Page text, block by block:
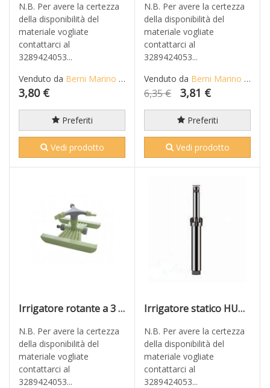
N.B. Per avere la certezza
della disponibilità del
materiale vogliate
contattarci al
3289424053...
Venduto da Berni Marino di Mario S.n.c.
3,80 €
Preferiti
Vedi prodotto
N.B. Per avere la certezza
della disponibilità del
materiale vogliate
contattarci al
3289424053...
Venduto da Berni Marino di Mario S.n.c.
6,35 € 3,81 €
Preferiti
Vedi prodotto
Irrigatore rotante a 3 braccia con slitta in plastica
N.B. Per avere la certezza
della disponibilità del
materiale vogliate
contattarci al
3289424053...
Irrigatore statico HUNTER modello PSU-02 10A alzo cm 5
N.B. Per avere la certezza
della disponibilità del
materiale vogliate
contattarci al
3289424053...